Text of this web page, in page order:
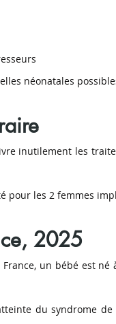
néonatales
inutilement les
pour les 2 femmes
2025
un bébé est né
du syndrome